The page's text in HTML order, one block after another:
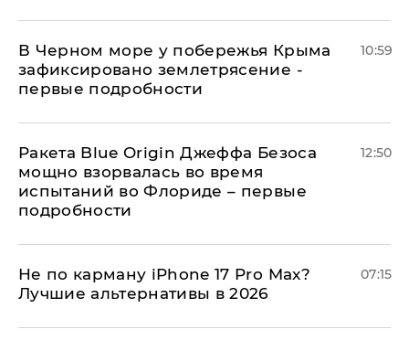
В Черном море у побережья Крыма
зафиксировано землетрясение -
первые подробности
10:59
Ракета Blue Origin Джеффа Безоса
мощно взорвалась во время
испытаний во Флориде – первые
подробности
12:50
Не по карману iPhone 17 Pro Max?
Лучшие альтернативы в 2026
07:15